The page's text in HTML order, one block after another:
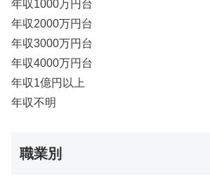
年収1000万円台
年収2000万円台
年収3000万円台
年収4000万円台
年収1億円以上
年収不明
職業別